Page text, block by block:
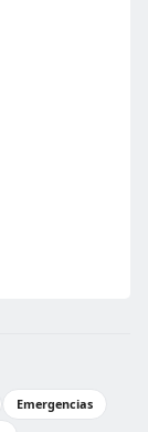
Emergencias